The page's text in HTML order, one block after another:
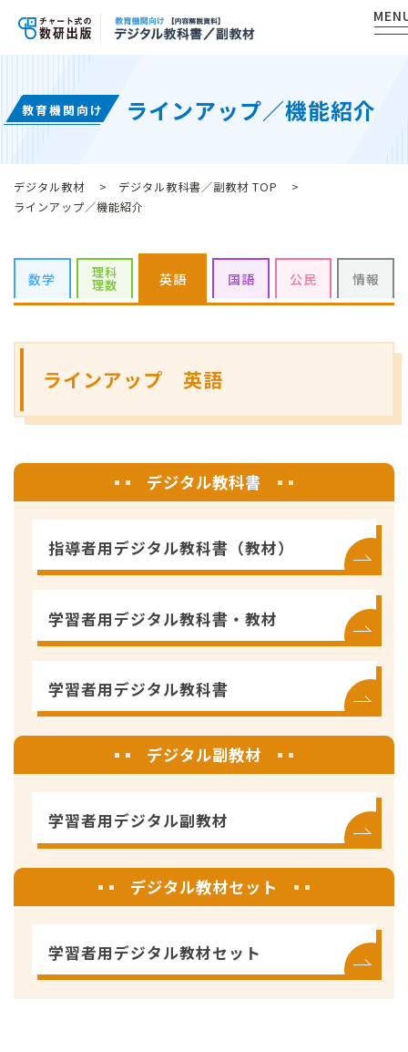
教育機関向け ラインアップ／機能紹介
デジタル教材
デジタル教科書／副教材 TOP
ラインアップ／機能紹介
数学 理科
理数 英語 国語 公民 情報
ラインアップ 英語
デジタル教科書
指導者用デジタル教科書（教材）
学習者用デジタル教科書・教材
学習者用デジタル教科書
デジタル副教材
学習者用デジタル副教材
デジタル教材セット
学習者用デジタル教材セット